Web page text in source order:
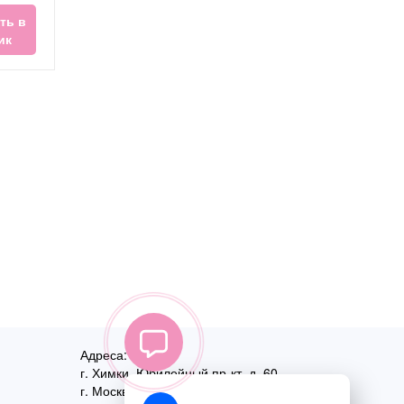
в
Адреса:
г. Химки, Юбилейный пр-кт, д. 60
г. Москва,ул. Перовская, д. 59